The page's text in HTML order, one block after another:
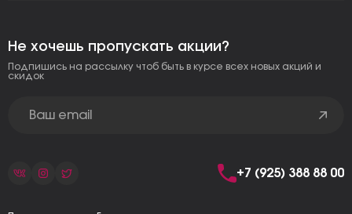
Не хочешь пропускать акции?
Подпишись на рассылку чтоб быть в курсе всех новых акций и
скидок
+7 (925) 388 88 00